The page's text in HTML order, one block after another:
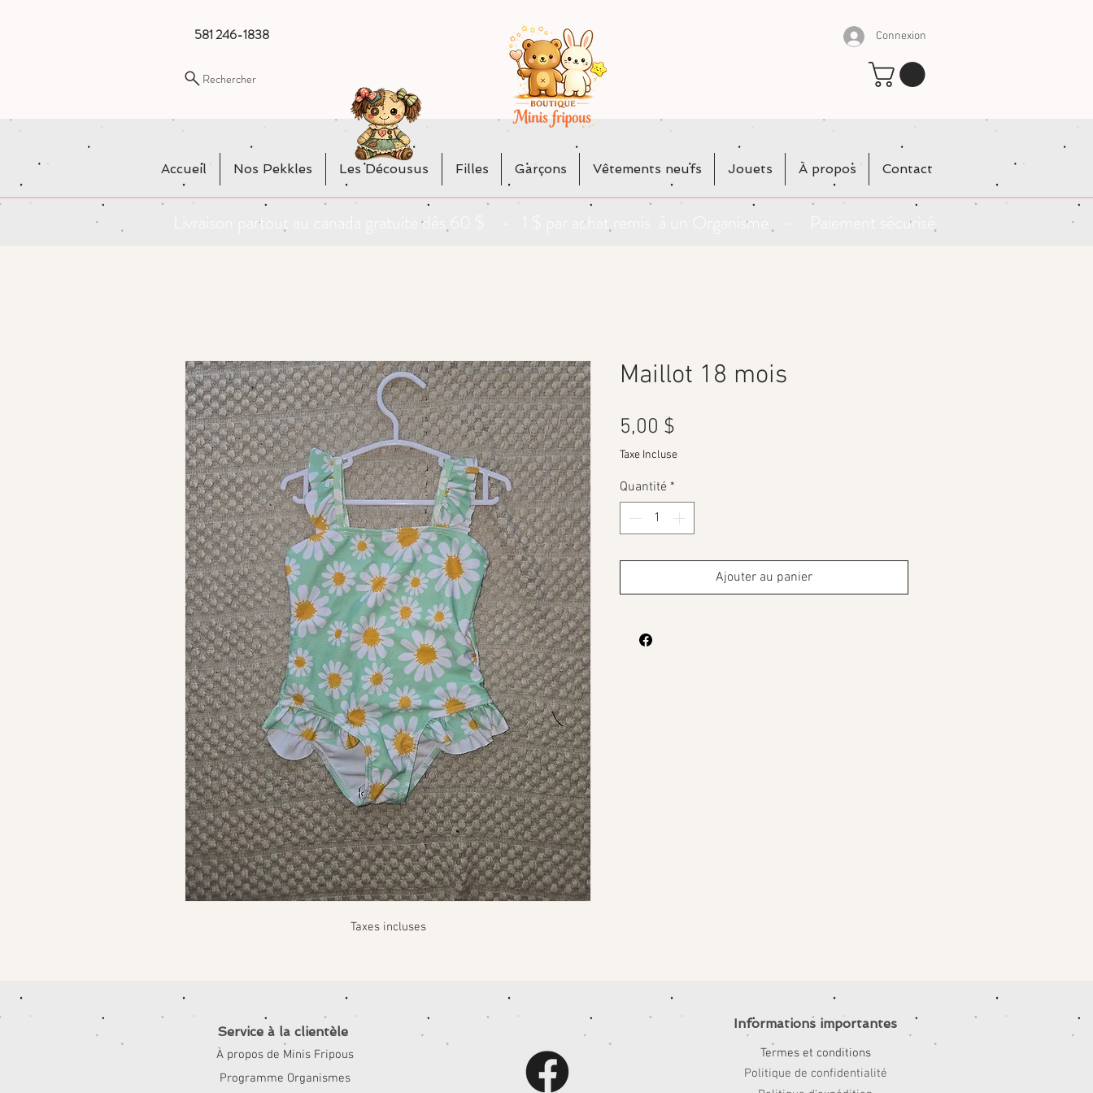
581 246-1838
Rechercher
Connexion
Accueil Nos Pekkles Les Décousus Filles Garçons Vêtements neufs Jouets À propos Contact
Livraison partout au canada gratuite dès 60 $ - 1 $ par achat remis à un Organisme - Paiement sécurisé
Taxes incluses
Maillot 18 mois
5,00 $
Taxe Incluse
Quantité *
Ajouter au panier
Service à la clientèle
À propos de Minis Fripous
Programme Organismes
Informations importantes
Termes et conditions
Politique de confidentialité